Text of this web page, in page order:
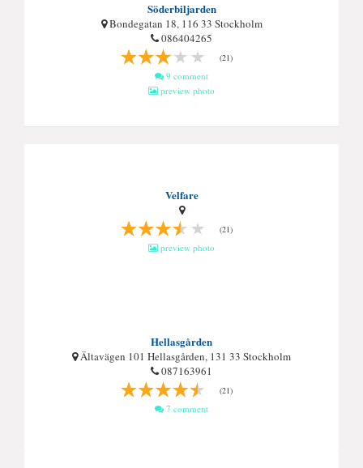
Söderbiljarden
Bondegatan 18, 116 33 Stockholm
086404265
(21)
9 comment
preview photo
Velfare
(21)
preview photo
Hellasgården
Ältavägen 101 Hellasgården, 131 33 Stockholm
087163961
(21)
7 comment